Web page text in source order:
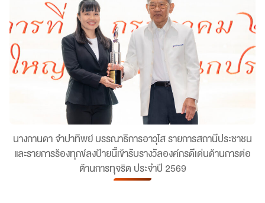
ตรวจสอบข่าวปลอม คัดกรองข่าวจริง
นางกานดา จำปาทิพย์ บรรณาธิการอาวุโส รายการสถานีประชาชน
และรายการร้องทุกข์ลงป้ายนี้เข้ารับรางวัลองค์กรดีเด่นด้านการต่อ
ต้านการทุจริต ประจำปี 2569